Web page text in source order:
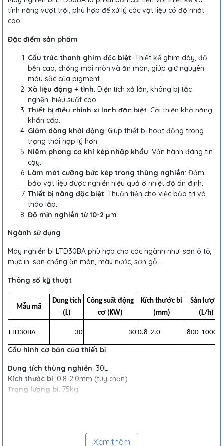
tính năng vượt trội, phù hợp để xử lý các vật liệu có độ nhớt
cao.
Đặc điểm sản phẩm
Cấu trúc thanh ghim đặc biệt: Thiết kế ghim dày, độ
bền cao, chống mài mòn và ăn mòn, giúp giữ nguyên
màu sắc của pigment.
Xả liệu động + tĩnh: Diện tích xả lớn, không bị tắc
nghẽn, hiệu suất cao.
Thiết bị điều chỉnh xi lanh đặc biệt: Cải thiện khả năng
khẩn cấp.
Giảm dòng khởi động: Giúp thiết bị hoạt động trong
trạng thái hợp lý hơn.
Niêm phong cơ khí kép nhập khẩu: Vận hành đáng tin
cậy.
Làm mát cưỡng bức kép trong thùng nghiền: Đảm
bảo vật liệu được nghiền hiệu quả ở nhiệt độ ổn định.
Thiết bị nâng đặc biệt: Thuận tiện cho việc bảo trì và
tháo lắp.
Độ mịn nghiền từ 10-2 μm.
Ngành sử dụng
Máy nghiền bi LTD30BA phù hợp cho các ngành như: sơn ô tô,
mực in, sơn chống ăn mòn, màu nước, sơn gỗ,...
Thông số kỹ thuật
Mẫu mã
Dung tích
(L)
Công suất động
cơ (KW)
Kích thước bi
(mm)
Sản lượng
(L/h)
LTD30BA 30 30 0.8-2.0 800-1000
Cấu hình cơ bản của thiết bị
Dung tích thùng nghiền: 30L
Kích thước bi: 0.8-2.0mm (tùy chọn)
Trọng lượng bi: 75kg
Nhiệt độ nước làm mát: 7-12℃
: 0.4mpa
Xem thêm